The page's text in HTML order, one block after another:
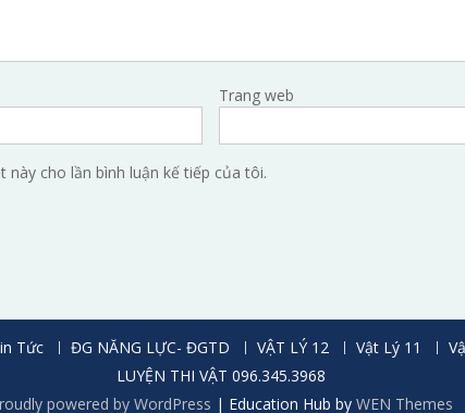
Trang web
cho lần bình luận kế tiếp của tôi.
Tức ĐG NĂNG LỰC- ĐGTD VẬT LÝ 12 Vật Lý 11
LUYỆN THI VẬT 096.345.3968
powered by WordPress | Education Hub by WEN Themes